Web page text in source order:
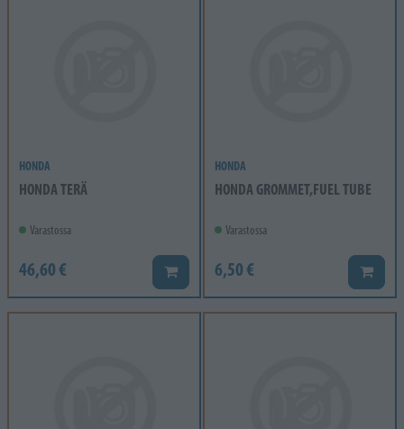
HONDA
HONDA TERÄ
Varastossa
46,60 € Lisää koriin
HONDA
HONDA GROMMET,FUEL TUBE
Varastossa
6,50 € Lisää